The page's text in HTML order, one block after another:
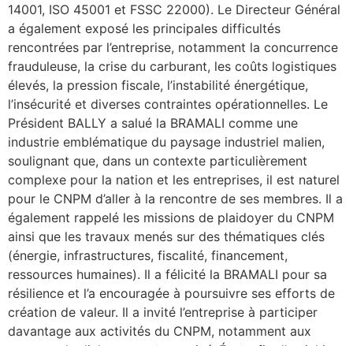
14001, ISO 45001 et FSSC 22000). Le Directeur Général
a également exposé les principales difficultés
rencontrées par l’entreprise, notamment la concurrence
frauduleuse, la crise du carburant, les coûts logistiques
élevés, la pression fiscale, l’instabilité énergétique,
l’insécurité et diverses contraintes opérationnelles. Le
Président BALLY a salué la BRAMALI comme une
industrie emblématique du paysage industriel malien,
soulignant que, dans un contexte particulièrement
complexe pour la nation et les entreprises, il est naturel
pour le CNPM d’aller à la rencontre de ses membres. Il a
également rappelé les missions de plaidoyer du CNPM
ainsi que les travaux menés sur des thématiques clés
(énergie, infrastructures, fiscalité, financement,
ressources humaines). Il a félicité la BRAMALI pour sa
résilience et l’a encouragée à poursuivre ses efforts de
création de valeur. Il a invité l’entreprise à participer
davantage aux activités du CNPM, notamment aux